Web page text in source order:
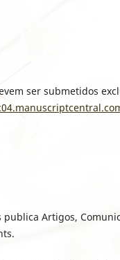
ser submetidos
publica Artigos,